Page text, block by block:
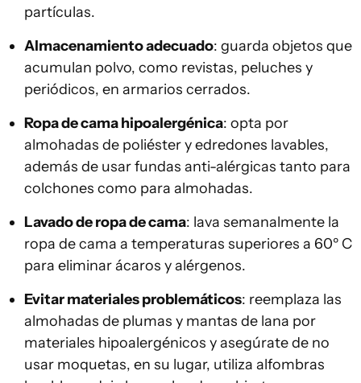
partículas.
Almacenamiento adecuado: guarda objetos que
acumulan polvo, como revistas, peluches y
periódicos, en armarios cerrados.
Ropa de cama hipoalergénica: opta por
almohadas de poliéster y edredones lavables,
además de usar fundas anti-alérgicas tanto para
colchones como para almohadas.
Lavado de ropa de cama: lava semanalmente la
ropa de cama a temperaturas superiores a 60º C
para eliminar ácaros y alérgenos.
Evitar materiales problemáticos: reemplaza las
almohadas de plumas y mantas de lana por
materiales hipoalergénicos y asegúrate de no
usar moquetas, en su lugar, utiliza alfombras